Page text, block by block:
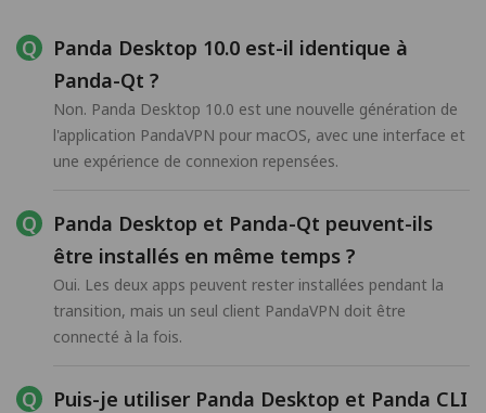
Panda Desktop 10.0 est-il identique à
Panda-Qt ?
Non. Panda Desktop 10.0 est une nouvelle génération de
l'application PandaVPN pour macOS, avec une interface et
une expérience de connexion repensées.
Panda Desktop et Panda-Qt peuvent-ils
être installés en même temps ?
Oui. Les deux apps peuvent rester installées pendant la
transition, mais un seul client PandaVPN doit être
connecté à la fois.
Puis-je utiliser Panda Desktop et Panda CLI